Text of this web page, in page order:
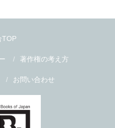
TOP
著作権の考え方
お問い合わせ